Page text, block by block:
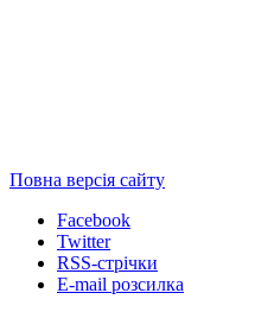
Повна версія сайту
Facebook
Twitter
RSS-стрічки
E-mail розсилка